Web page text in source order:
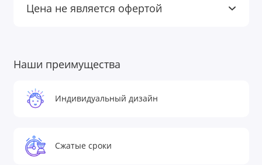
Цена не является офертой
Наши преимущества
Индивидуальный дизайн
Сжатые сроки